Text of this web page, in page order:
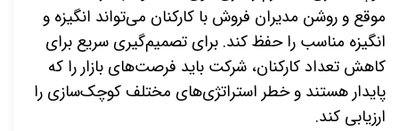
موقع و روشن مدیران فروش با کارکنان می‌تواند انگیزه و
انگیزه مناسب را حفظ کند. برای تصمیم‌گیری سریع برای
کاهش تعداد کارکنان، شرکت باید فرصت‌های بازار را که
پایدار هستند و خطر استراتژی‌های مختلف کوچک‌سازی را
ارزیابی کند.